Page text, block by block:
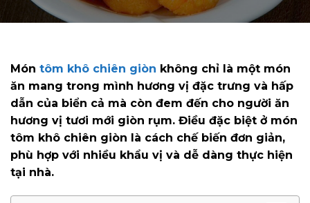
Món tôm khô chiên giòn không chỉ là một món
ăn mang trong mình hương vị đặc trưng và hấp
dẫn của biển cả mà còn đem đến cho người ăn
hương vị tươi mới giòn rụm. Điều đặc biệt ở món
tôm khô chiên giòn là cách chế biến đơn giản,
phù hợp với nhiều khẩu vị và dễ dàng thực hiện
tại nhà.